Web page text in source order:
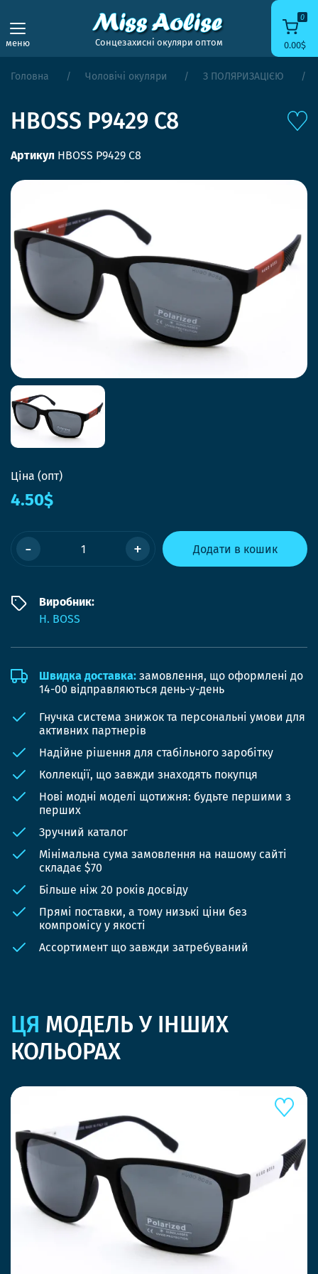
меню Сонцезахисні окуляри оптом
0
0.00$
Головна Чоловічі окуляри З ПОЛЯРИЗАЦІЄЮ
HBOSS P9429 C8
Артикул HBOSS P9429 C8
Ціна (опт)
4.50$
- + Додати в кошик
Виробник:
H. BOSS
Швидка доставка: замовлення, що оформлені до
14-00 відправляються день-у-день
Гнучка система знижок та персональні умови для
активних партнерів
Надійне рішення для стабільного заробітку
Коллекції, що завжди знаходять покупця
Нові модні моделі щотижня: будьте першими з
перших
Зручний каталог
Мінімальна сума замовлення на нашому сайті
складає $70
Більше ніж 20 років досвіду
Прямі поставки, а тому низькі ціни без
компромісу у якості
Ассортимент що завжди затребуваний
ЦЯ МОДЕЛЬ У ІНШИХ
КОЛЬОРАХ